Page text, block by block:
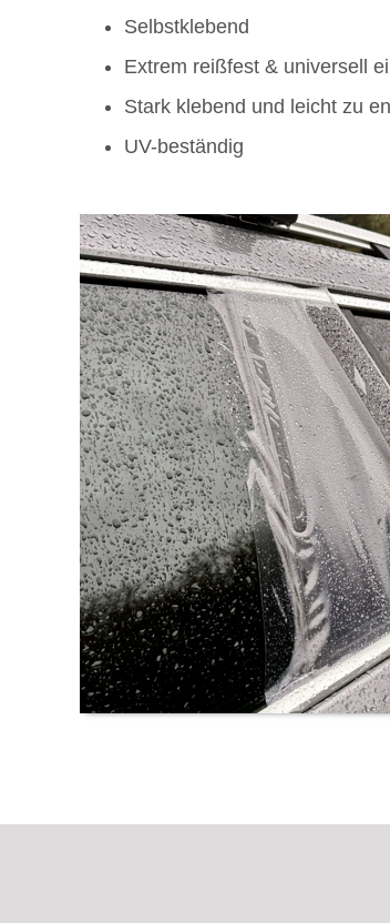
Selbstklebend
Extrem reißfest & universell
Stark klebend und leicht zu
UV-beständig